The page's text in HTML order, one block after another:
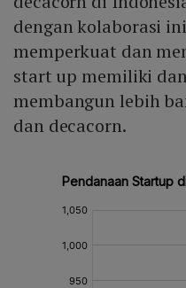
dengan kolaborasi
memperkuat dan
start up memiliki
membangun lebih
dan decacorn.